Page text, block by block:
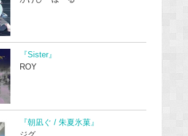
『Sister』
ROY
『朝凪ぐ / 朱夏氷菓』